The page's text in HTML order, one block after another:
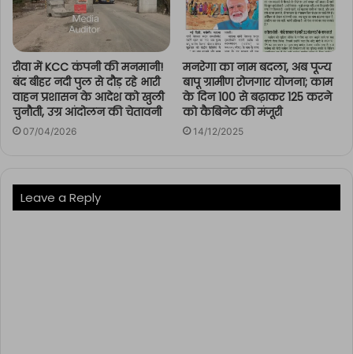
रीवा में KCC कंपनी की मनमानी!
बंद बीहर नदी पुल से दौड़ रहे भारी
वाहन प्रशासन के आदेश को खुली
चुनौती, उग्र आंदोलन की चेतावनी
07/04/2026
मनरेगा का नाम बदला, अब पूज्य
बापू ग्रामीण रोजगार योजना; काम
के दिन 100 से बढ़ाकर 125 करने
को कैबिनेट की मंजूरी
14/12/2025
Leave a Reply